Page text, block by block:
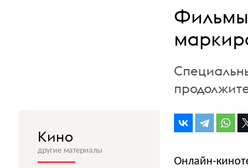
Онлайн-
Кино
другие материалы